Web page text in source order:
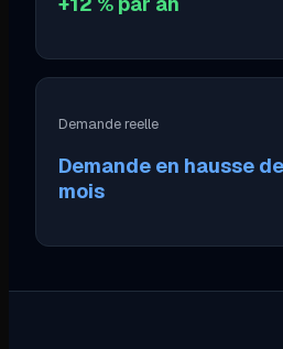
Demande reelle
Demande en hausse
mois